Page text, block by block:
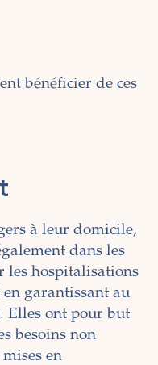
bénéficier de ces
à leur domicile,
dans les
les hospitalisations
garantissant au
Elles ont pour but
besoins non
en